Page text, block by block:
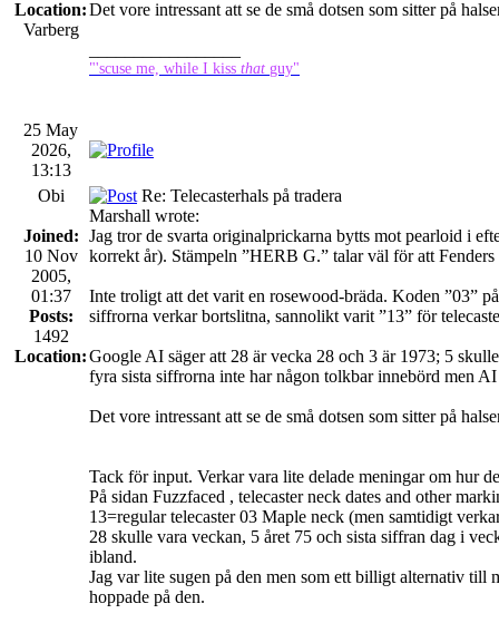
Location:
Varberg
Det vore intressant att se de små dotsen som sitter på
"'scuse me, while I kiss that guy"
25 May
2026,
13:13
Obi
Joined:
10 Nov
2005,
01:37
Posts:
1492
Location:
Re: Telecasterhals på tradera
Marshall wrote:
Jag tror de svarta originalprickarna bytts mot pearloid i
korrekt år). Stämpeln ”HERB G.” talar väl för att
Inte troligt att det varit en rosewood-bräda. Koden ”03”
siffrorna verkar bortslitna, sannolikt varit ”13” för
Google AI säger att 28 är vecka 28 och 3 är 1973; 5
fyra sista siffrorna inte har någon tolkbar innebörd men
Det vore intressant att se de små dotsen som sitter på
Tack för input. Verkar vara lite delade meningar om hur
På sidan Fuzzfaced , telecaster neck dates and other
13=regular telecaster 03 Maple neck (men samtidigt
28 skulle vara veckan, 5 året 75 och sista siffran dag i
ibland.
Jag var lite sugen på den men som ett billigt alternativ till
hoppade på den.